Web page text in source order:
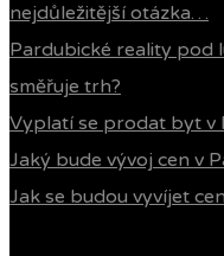
nejdůležitější otázka…
Pardubické reality pod
směřuje trh?
Vyplatí se prodat byt v
Jaký bude vývoj cen v
Jak se budou vyvíjet